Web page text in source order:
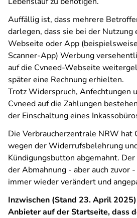
Auffällig ist, dass mehrere
darlegen, dass sie bei der Nutzung
Webseite oder App
Scanner-App) Werbung
auf die Cvneed-Webseite
später eine Rechnung erhielten.
Trotz Widerspruch, Anfechtungen
Cvneed auf die Zahlungen
der Einschaltung eines
Die Verbraucherzentrale NRW hat
wegen der Widerrufsbelehrung
Kündigungsbutton abgemahnt.
der Abmahnung - aber auch zuvor
immer wieder verändert und
Inzwischen (Stand 23. April
Anbieter auf der Startseite, dass